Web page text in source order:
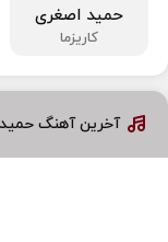
حمید اصغری
کاریزما
آخرین آهنگ